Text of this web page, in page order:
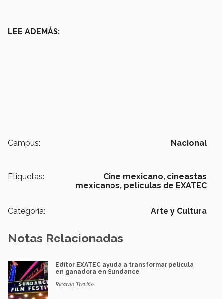
LEE ADEMÁS:
Campus: Nacional
Etiquetas: Cine mexicano, cineastas
mexicanos, películas de EXATEC
Categoría: Arte y Cultura
Notas Relacionadas
Editor EXATEC ayuda a transformar película
en ganadora en Sundance
Ricardo Treviño